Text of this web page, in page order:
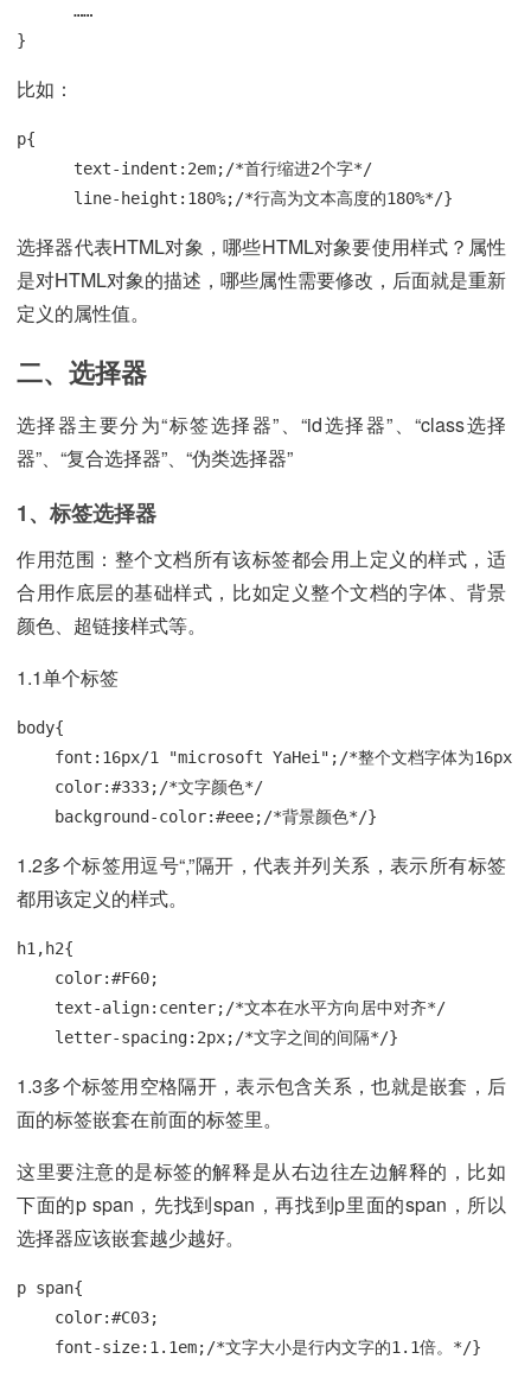
……
}
比如：
p{
text-indent:2em;/*首行缩进2个字*/
line-height:180%;/*行高为文本高度的180%*/}
选择器代表HTML对象，哪些HTML对象要使用样式？属性
是对HTML对象的描述，哪些属性需要修改，后面就是重新
定义的属性值。
二、选择器
选择器主要分为“标签选择器”、“id选择器”、“class选择
器”、“复合选择器”、“伪类选择器”
1、标签选择器
作用范围：整个文档所有该标签都会用上定义的样式，适
合用作底层的基础样式，比如定义整个文档的字体、背景
颜色、超链接样式等。
1.1单个标签
body{
font:16px/1 "microsoft YaHei";/*整个文档字体为16px，行
color:#333;/*文字颜色*/
background-color:#eee;/*背景颜色*/}
1.2多个标签用逗号“,”隔开，代表并列关系，表示所有标签
都用该定义的样式。
h1,h2{
color:#F60;
text-align:center;/*文本在水平方向居中对齐*/
letter-spacing:2px;/*文字之间的间隔*/}
1.3多个标签用空格隔开，表示包含关系，也就是嵌套，后
面的标签嵌套在前面的标签里。
这里要注意的是标签的解释是从右边往左边解释的，比如
下面的p span，先找到span，再找到p里面的span，所以
选择器应该嵌套越少越好。
p span{
color:#C03;
font-size:1.1em;/*文字大小是行内文字的1.1倍。*/}